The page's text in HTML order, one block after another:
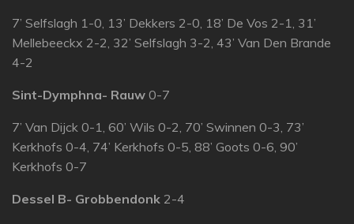
7’ Selfslagh 1-0, 13’ Dekkers 2-0, 18’ De Vos 2-1, 31’
Mellebeeckx 2-2, 32’ Selfslagh 3-2, 43’ Van Den Brande
4-2
Sint-Dymphna- Rauw 0-7
7’ Van Dijck 0-1, 60’ Wils 0-2, 70’ Swinnen 0-3, 73’
Kerkhofs 0-4, 74’ Kerkhofs 0-5, 88’ Goots 0-6, 90’
Kerkhofs 0-7
Dessel B- Grobbendonk 2-4